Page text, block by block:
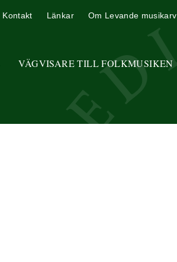
VÄGVISARE TILL FOLKMUSIKEN
Kontakt Länkar Om Levande musikarv